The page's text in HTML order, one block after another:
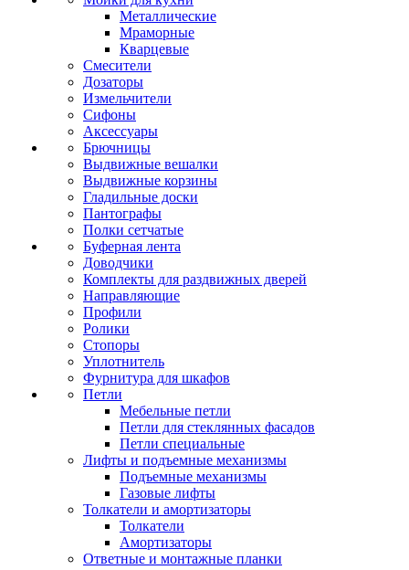
Металлические
Мраморные
Кварцевые
Смесители
Дозаторы
Измельчители
Сифоны
Аксессуары
Брючницы
Выдвижные вешалки
Выдвижные корзины
Гладильные доски
Пантографы
Полки сетчатые
Буферная лента
Доводчики
Комплекты для раздвижных дверей
Направляющие
Профили
Ролики
Стопоры
Уплотнитель
Фурнитура для шкафов
Петли
Мебельные петли
Петли для стеклянных фасадов
Петли специальные
Лифты и подъемные механизмы
Подъемные механизмы
Газовые лифты
Толкатели и амортизаторы
Толкатели
Амортизаторы
Ответные и монтажные планки